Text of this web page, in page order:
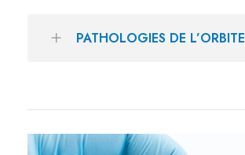
PATHOLOGIES DE L’ORBITE